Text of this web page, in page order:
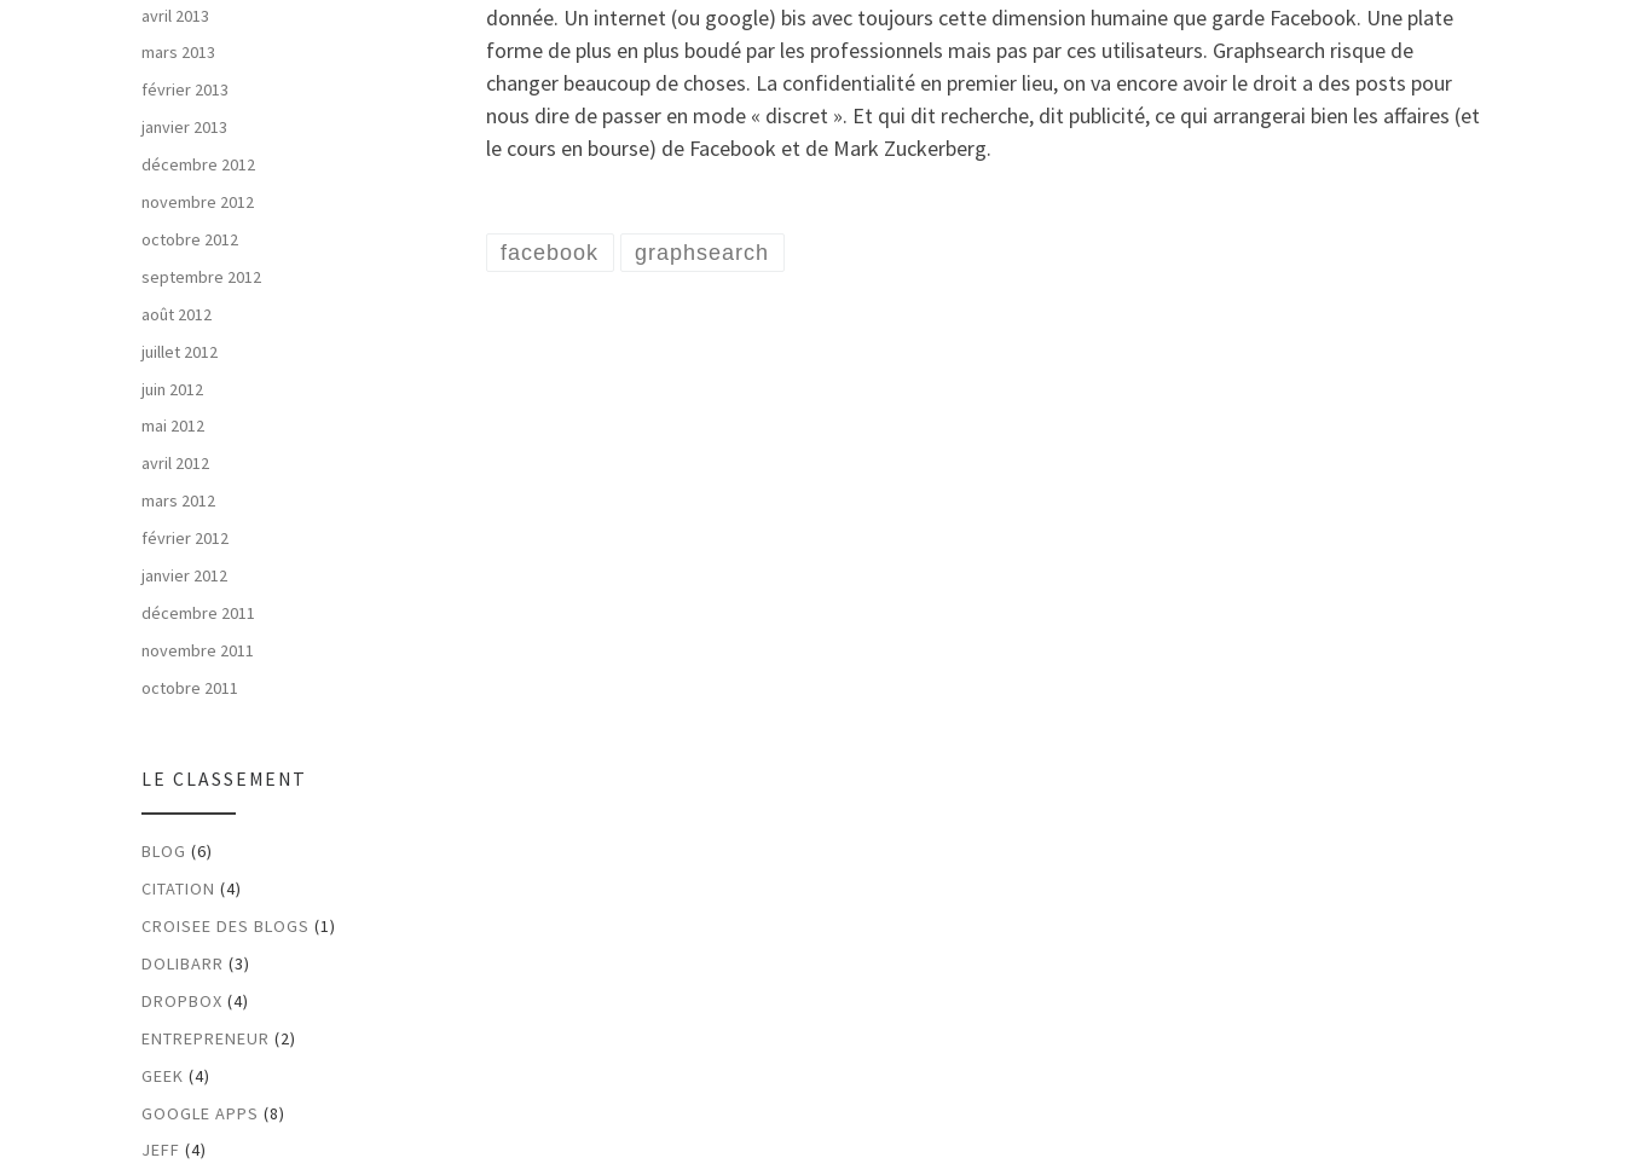
donnée. Un internet (ou google) bis avec toujours cette dimension humaine que garde Facebook. Une plate
forme de plus en plus boudé par les professionnels mais pas par ces utilisateurs. Graphsearch risque de
changer beaucoup de choses. La confidentialité en premier lieu, on va encore avoir le droit a des posts pour
nous dire de passer en mode « discret ». Et qui dit recherche, dit publicité, ce qui arrangerai bien les affaires (et
le cours en bourse) de Facebook et de Mark Zuckerberg.
facebook graphsearch
avril 2013
mars 2013
février 2013
janvier 2013
décembre 2012
novembre 2012
octobre 2012
septembre 2012
août 2012
juillet 2012
juin 2012
mai 2012
avril 2012
mars 2012
février 2012
janvier 2012
décembre 2011
novembre 2011
octobre 2011
LE CLASSEMENT
BLOG (6)
CITATION (4)
CROISEE DES BLOGS (1)
DOLIBARR (3)
DROPBOX (4)
ENTREPRENEUR (2)
GEEK (4)
GOOGLE APPS (8)
JEFF (4)